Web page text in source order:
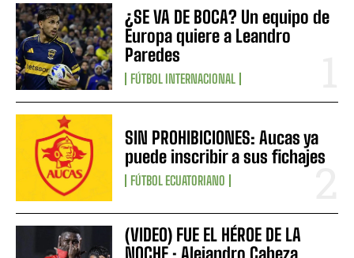
¿SE VA DE BOCA? Un equipo de
Europa quiere a Leandro
Paredes
FÚTBOL INTERNACIONAL
SIN PROHIBICIONES: Aucas ya
puede inscribir a sus fichajes
FÚTBOL ECUATORIANO
(VIDEO) FUE EL HÉROE DE LA
NOCHE : Alejandro Cabeza